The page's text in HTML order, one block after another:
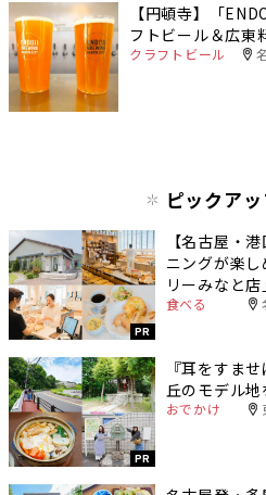
【円頓寺】「
フトビール＆広東
クラフトビール
ピックア
PR
【名古屋・
ニングが楽
リーみなと
食べる
PR
『耳をすま
丘のモデル
おでかけ